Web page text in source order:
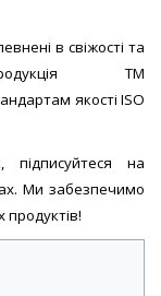
в свіжості та
ТМ
якості ISO
на
Ми забезпечимо
продуктів!